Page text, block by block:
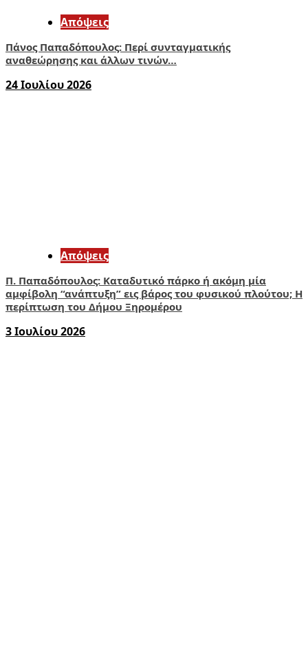
Απόψεις
Πάνος Παπαδόπουλος: Περί συνταγματικής
αναθεώρησης και άλλων τινών…
24 Ιουλίου 2026
Απόψεις
Π. Παπαδόπουλος: Καταδυτικό πάρκο ή ακόμη μία
αμφίβολη “ανάπτυξη” εις βάρος του φυσικού πλούτου; Η
περίπτωση του Δήμου Ξηρομέρου
3 Ιουλίου 2026